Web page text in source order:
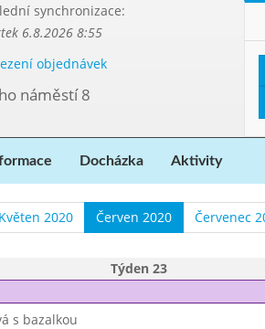
synchronizace:
6.8.2026 8:55
objednávek
náměstí 8
Docházka Aktivity
Květen 2020 Červen 2020 Červenec
Týden 23
s bazalkou